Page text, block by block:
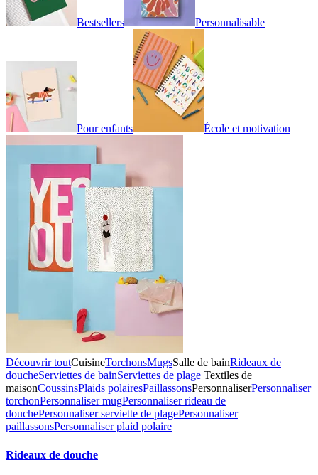
Bestsellers Personnalisable
Pour enfants École et motivation
Découvrir toutCuisineTorchonsMugsSalle de bainRideaux de
doucheServiettes de bainServiettes de plage Textiles de
maisonCoussinsPlaids polairesPaillassonsPersonnaliserPersonnaliser
torchonPersonnaliser mugPersonnaliser rideau de
douchePersonnaliser serviette de plagePersonnaliser
paillassonsPersonnaliser plaid polaire
Rideaux de douche